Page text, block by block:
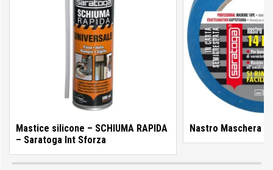
Mastice silicone – SCHIUMA RAPIDA
– Saratoga Int Sforza
Nastro Maschera
Fila
Fisher
FOCO